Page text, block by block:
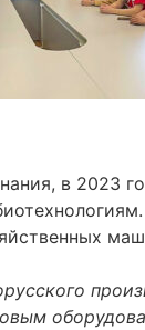
в 2023